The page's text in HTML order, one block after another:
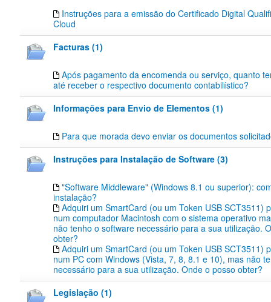
Instruções para a emissão do Certificado Digital
Cloud
Facturas (1)
Após pagamento da encomenda ou serviço, quanto
até receber o respectivo documento contabilístico?
Informações para Envio de Elementos (1)
Para que morada devo enviar os documentos
Instruções para Instalação de Software (3)
"Software Middleware" (Windows 8.1 ou superior):
instalação?
Adquiri um SmartCard (ou um Token USB SCT3511)
num computador Macintosh com o sistema operativo
não tenho o software necessário para a sua utilização.
obter?
Adquiri um SmartCard (ou um Token USB SCT3511)
num PC com Windows (Vista, 7, 8, 8.1 e 10), mas não
necessário para a sua utilização. Onde o posso obter?
Legislação (1)